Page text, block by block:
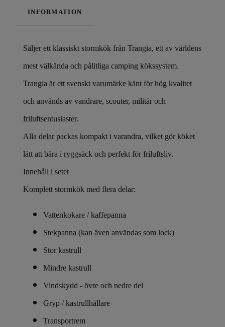
INFORMATION
Säljer ett klassiskt stormkök från Trangia, ett av världens
mest välkända och pålitliga camping kökssystem.
Trangia är ett svenskt varumärke känt för hög kvalitet
och används av vandrare, scouter, militär och
friluftsentusiaster.
Alla delar packas kompakt i varandra, vilket gör köket
lätt att bära i ryggsäck och perfekt för friluftsliv.
Innehåll i setet
Komplett stormkök med flera delar:
Vattenkokare / kaffepanna
Stekpanna (kan även användas som lock)
Stor kastrull
Mindre kastrull
Vindskydd - övre och nedre del
Gryp / kastrullhållare
Transportrem